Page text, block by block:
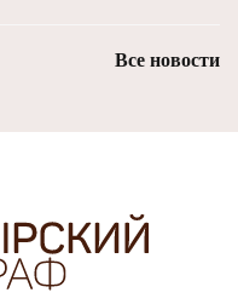
Все новости